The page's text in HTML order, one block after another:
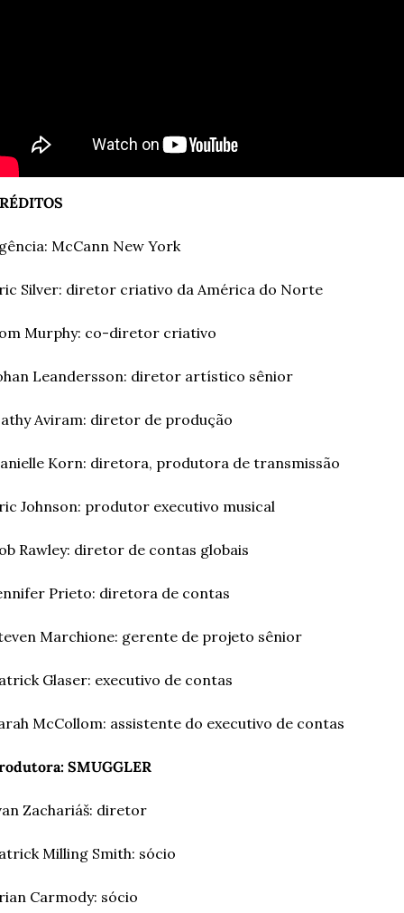
McCann New York
Silver: diretor criativo da América do Norte
Murphy: co-diretor criativo
Leandersson: diretor artístico sênior
Aviram: diretor de produção
Korn: diretora, produtora de transmissão
Johnson: produtor executivo musical
Rawley: diretor de contas globais
Prieto: diretora de contas
Marchione: gerente de projeto sênior
Glaser: executivo de contas
McCollom: assistente do executivo de contas
SMUGGLER
Zachariáš: diretor
Milling Smith: sócio
Carmody: sócio